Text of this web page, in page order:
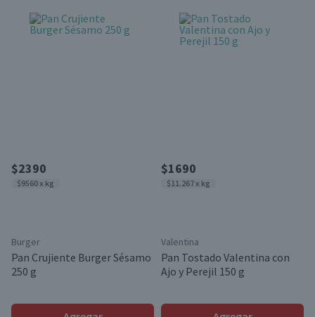
$2390
$9560 x kg
Burger
Pan Crujiente Burger Sésamo
250 g
$1690
$11.267 x kg
Valentina
Pan Tostado Valentina con
Ajo y Perejil 150 g